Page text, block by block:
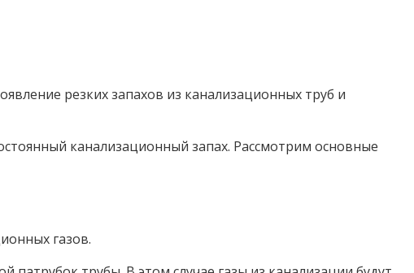
резких запахов из канализационных труб и
канализационный запах. Рассмотрим основные
газов.